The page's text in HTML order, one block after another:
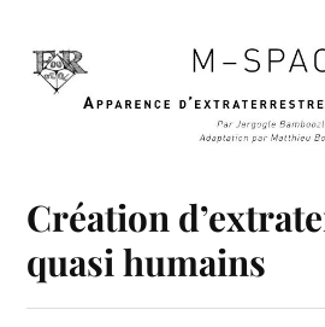
Création
quasi humains